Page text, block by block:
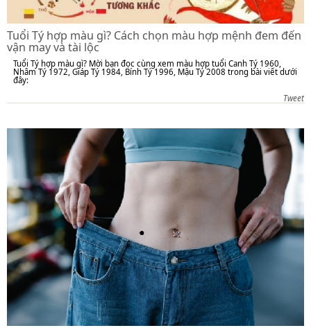
Tuổi Tý hợp màu gì? Cách chọn màu hợp mệnh đem đến
vận may và tài lộc
Tuổi Tý hợp màu gì? Mời bạn đọc cùng xem màu hợp tuổi Canh Tý 1960,
Nhâm Tý 1972, Giáp Tý 1984, Bính Tý 1996, Mậu Tý 2008 trong bài viết dưới
đây:
Tweet